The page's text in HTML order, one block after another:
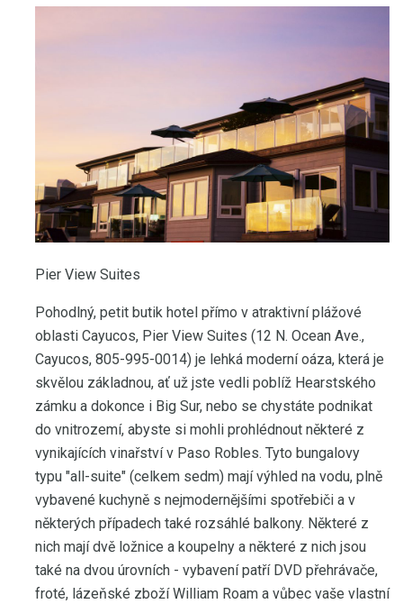
Pier View Suites
Pohodlný, petit butik hotel přímo v atraktivní plážové
oblasti Cayucos, Pier View Suites (12 N. Ocean Ave.,
Cayucos, 805-995-0014) je lehká moderní oáza, která je
skvělou základnou, ať už jste vedli poblíž Hearstského
zámku a dokonce i Big Sur, nebo se chystáte podnikat
do vnitrozemí, abyste si mohli prohlédnout některé z
vynikajících vinařství v Paso Robles. Tyto bungalovy
typu "all-suite" (celkem sedm) mají výhled na vodu, plně
vybavené kuchyně s nejmodernějšími spotřebiči a v
některých případech také rozsáhlé balkony. Některé z
nich mají dvě ložnice a koupelny a některé z nich jsou
také na dvou úrovních - vybavení patří DVD přehrávače,
froté, lázeňské zboží William Roam a vůbec vaše vlastní